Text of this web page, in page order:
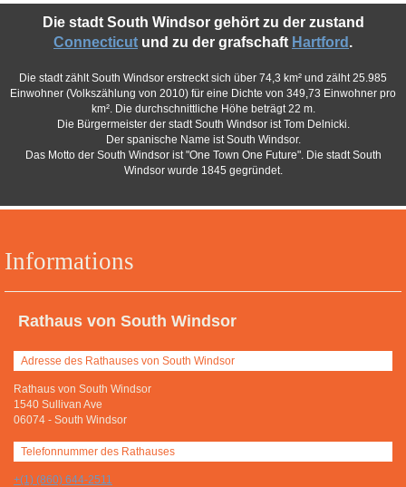
Informations
Rathaus von South Windsor
Adresse des Rathauses von South Windsor
Rathaus von South Windsor
1540 Sullivan Ave
06074 - South Windsor
Telefonnummer des Rathauses
+(1) (860) 644-2511
Die stadt South Windsor gehört zu der zustand
Connecticut und zu der grafschaft Hartford .
Die stadt zählt South Windsor erstreckt sich über 74,3 km² und zälht 25.985
Einwohner (Volkszählung von 2010) für eine Dichte von 349,73 Einwohner pro
km². Die durchschnittliche Höhe beträgt 22 m.
Die Bürgermeister der stadt South Windsor ist Tom Delnicki.
Der spanische Name ist South Windsor.
Das Motto der South Windsor ist "One Town One Future". Die stadt South
Windsor wurde 1845 gegründet.